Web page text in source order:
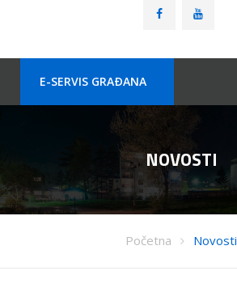
E-SERVIS GRAÐANA
NOVOSTI
Početna Novosti